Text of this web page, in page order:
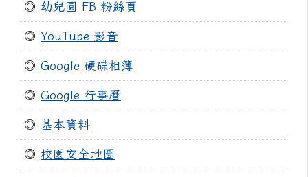
◎ 幼兒園 FB 粉絲頁
◎ YouTube 影音
◎ Google 硬碟相簿
◎ Google 行事曆
◎ 基本資料
◎ 校園安全地圖